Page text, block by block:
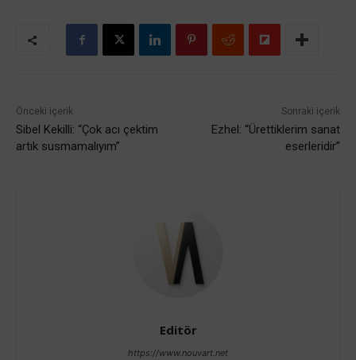
Önceki içerik
Sibel Kekilli: “Çok acı çektim
artık susmamalıyım”
Sonraki içerik
Ezhel: “Ürettiklerim sanat
eserleridir”
Editör
https://www.nouvart.net